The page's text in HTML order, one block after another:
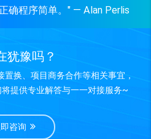
确程序简单。" — Alan Perlis
犹豫吗？
换、项目商务合作等相关事宜，
提供专业解答与一一对接服务~
咨询